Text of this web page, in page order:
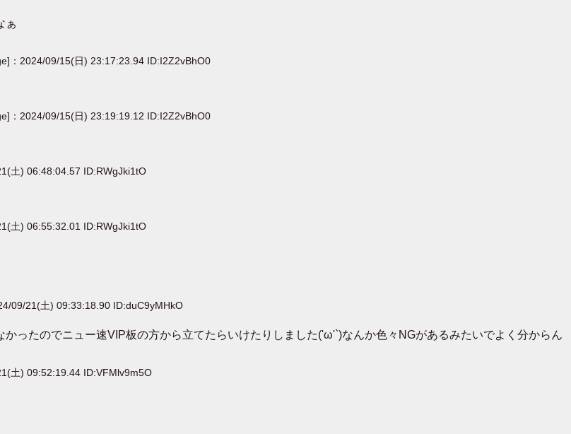
ぁ
：2024/09/15(日) 23:17:23.94 ID:I2Z2vBhO0
：2024/09/15(日) 23:19:19.12 ID:I2Z2vBhO0
土) 06:48:04.57 ID:RWgJki1tO
土) 06:55:32.01 ID:RWgJki1tO
09/21(土) 09:33:18.90 ID:duC9yMHkO
ったのでニュー速VIP板の方から立てたらいけたりしました('ω'`)なんか色々NGがあるみたいでよく分からん
土) 09:52:19.44 ID:VFMlv9m5O